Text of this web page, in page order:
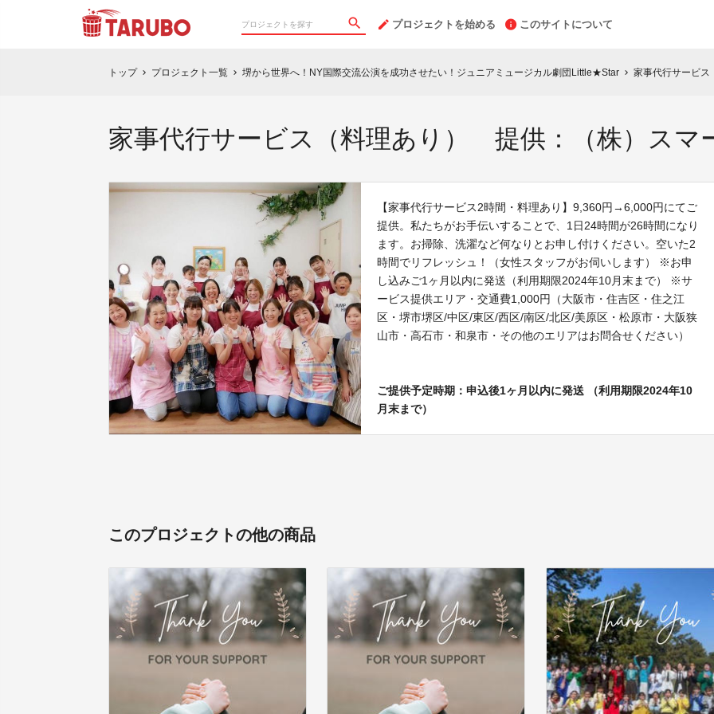
プロジェクトを始める このサイトについて
トップ chevron_right プロジェクト一覧 chevron_right 堺から世界へ！NY国際交流公演を成功させたい！ジュニアミュージカル劇団Little★Star chevron_right 家事代行サービ
家事代行サービス（料理あり） 提供：（株）スマ
【家事代行サービス2時間・料理あり】9,360円→6,000円にてご
提供。私たちがお手伝いすることで、1日24時間が26時間になり
ます。お掃除、洗濯など何なりとお申し付けください。空いた2
時間でリフレッシュ！（女性スタッフがお伺いします） ※お申
し込みご1ヶ月以内に発送（利用期限2024年10月末まで） ※サ
ービス提供エリア・交通費1,000円（大阪市・住吉区・住之江
区・堺市堺区/中区/東区/西区/南区/北区/美原区・松原市・大阪狭
山市・高石市・和泉市・その他のエリアはお問合せください）
ご提供予定時期：申込後1ヶ月以内に発送 （利用期限2024年10
月末まで）
このプロジェクトの他の商品